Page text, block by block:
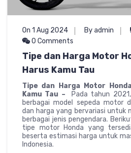
On 1 Aug 2024 By admin
0 Comments
Tipe dan Harga Motor
Harus Kamu Tau
Tipe dan Harga Motor
Kamu Tau –
Pada tahun
berbagai model sepeda motor
dan harga yang bervariasi untuk
berbagai jenis pengendara.
tipe motor Honda yang
beserta estimasi harga untuk
Indonesia.